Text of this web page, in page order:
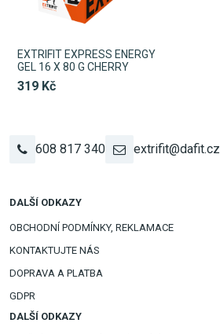
EXTRIFIT EXPRESS ENERGY
GEL 16 X 80 G CHERRY
319 Kč
608 817 340 extrifit@dafit.cz
DALŠÍ ODKAZY
OBCHODNÍ PODMÍNKY, REKLAMACE
KONTAKTUJTE NÁS
DOPRAVA A PLATBA
GDPR
DALŠÍ ODKAZY